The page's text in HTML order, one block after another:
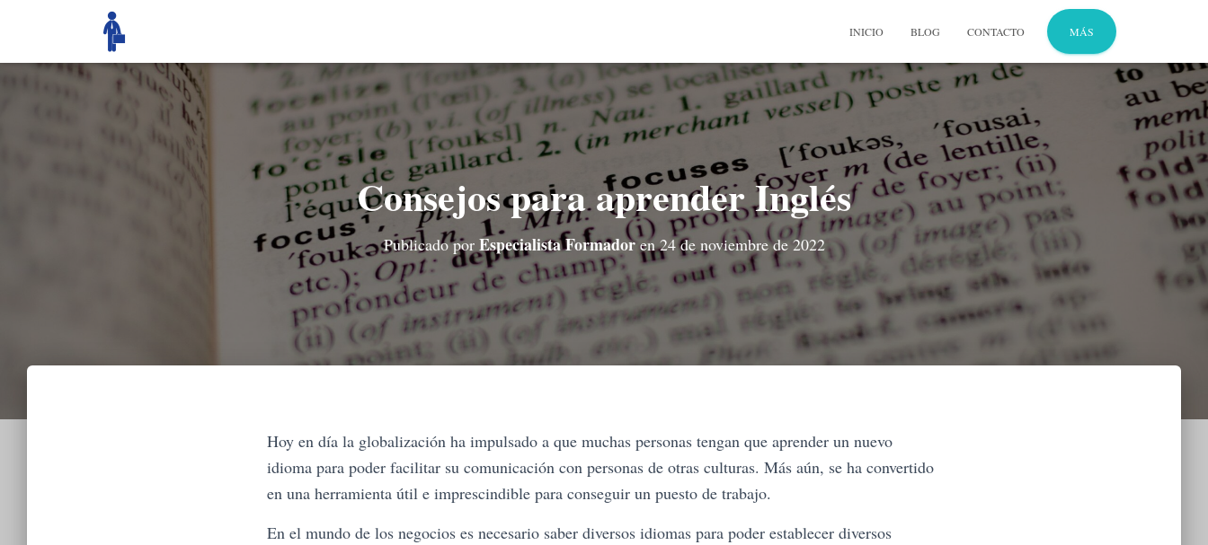
INICIO BLOG CONTACTO MÁS
Consejos para aprender Inglés
Publicado por Especialista Formadoren24 de noviembre de 2022
Hoy en día la globalización ha impulsado a que muchas personas tengan que aprender un nuevo
idioma para poder facilitar su comunicación con personas de otras culturas. Más aún, se ha convertido
en una herramienta útil e imprescindible para conseguir un puesto de trabajo.
En el mundo de los negocios es necesario saber diversos idiomas para poder establecer diversos